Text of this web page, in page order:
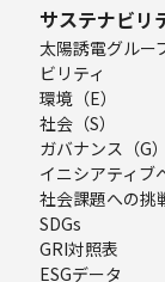
サステナビリ
太陽誘電グルー
ビリティ
環境（E）
社会（S）
ガバナンス（G）
イニシアティブ
社会課題への挑
SDGs
GRI対照表
ESGデータ